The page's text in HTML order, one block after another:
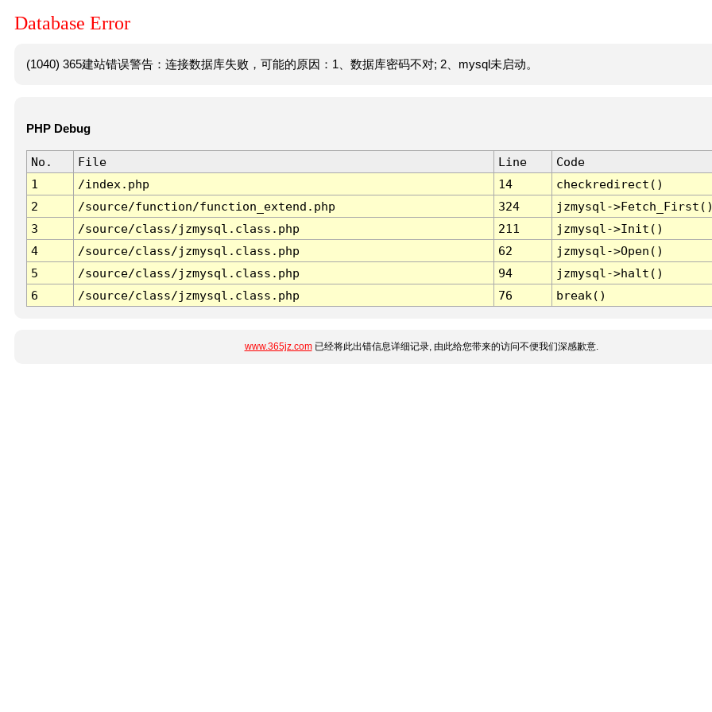
Database Error
(1040) 365建站错误警告：连接数据库失败，可能的原因：1、数据库密码不对; 2、mysql未启动。
PHP Debug
No. File Line
Code
1
/index.php 14
checkredirect()
2
/source/function/function_extend.php 324
jzmysql-
3
/source/class/jzmysql.class.php 211
jzmysql->Init()
4
/source/class/jzmysql.class.php 62
jzmysql->Open()
5
/source/class/jzmysql.class.php 94
jzmysql->halt()
6
/source/class/jzmysql.class.php 76 break()
www.365jz.com已经将此出错信息详细记录, 由此给您带来的访问不便我们深感歉意.